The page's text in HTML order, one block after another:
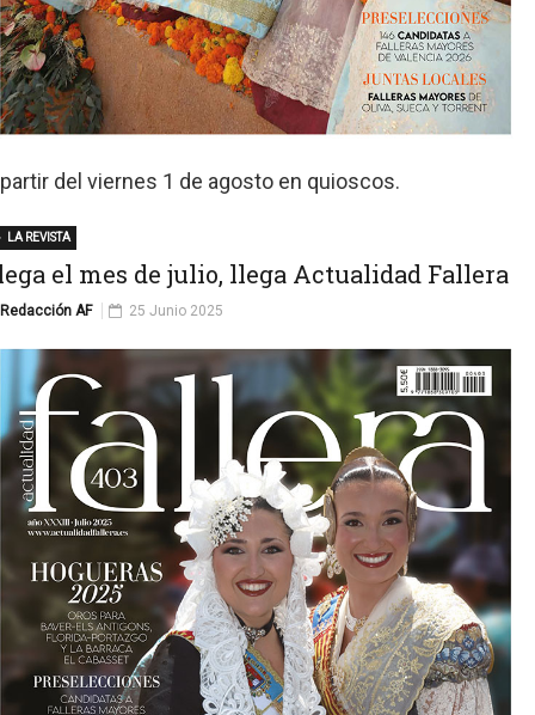
del viernes 1 de agosto en quioscos.
el mes de julio, llega Actualidad Fallera
Redacción AF
LA REVISTA
25 Junio 2025